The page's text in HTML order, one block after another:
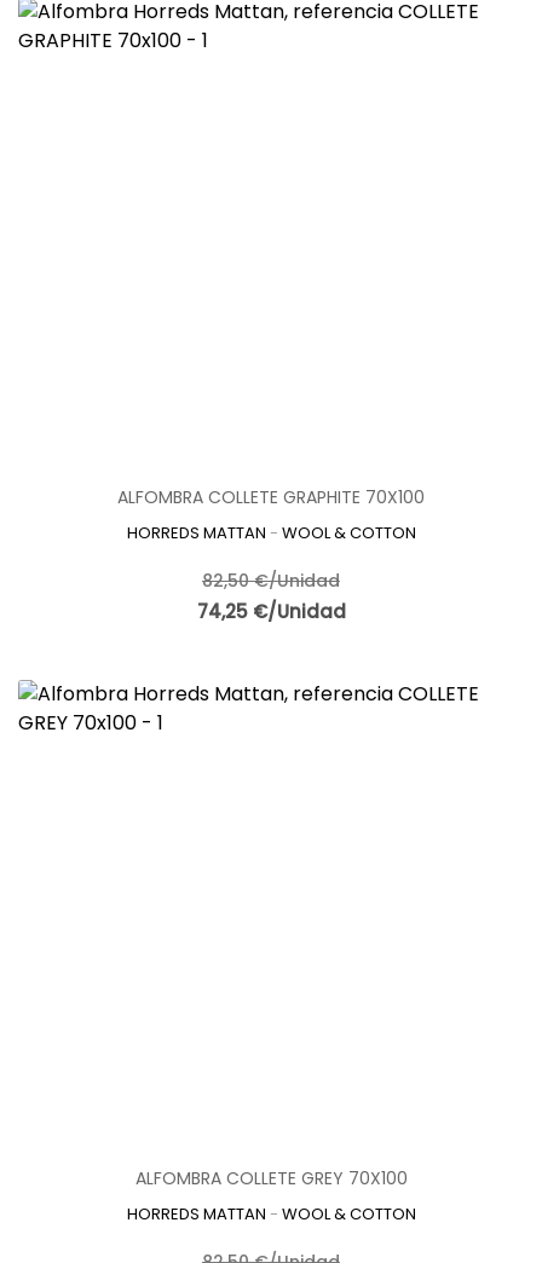
ALFOMBRA COLLETE GRAPHITE 70X100
HORREDS MATTAN - WOOL & COTTON
82,50 €/Unidad
74,25 €/Unidad
ALFOMBRA COLLETE GREY 70X100
HORREDS MATTAN - WOOL & COTTON